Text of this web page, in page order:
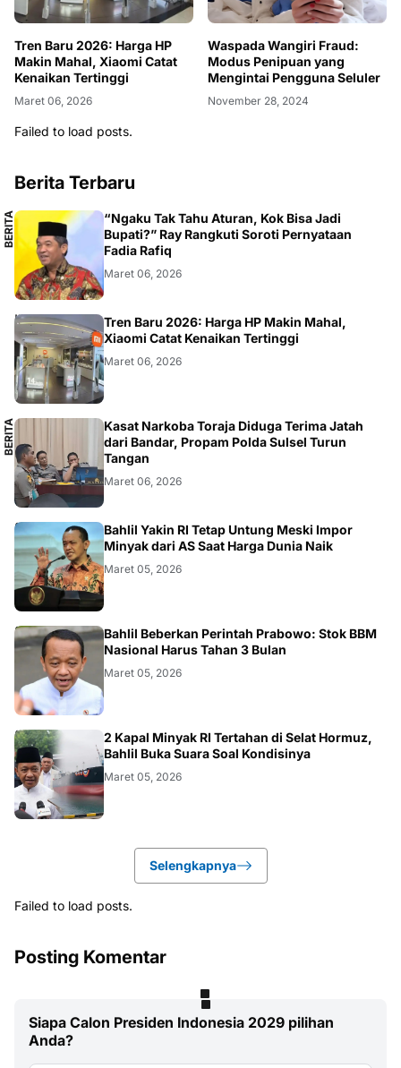
Tren Baru 2026: Harga HP
Makin Mahal, Xiaomi Catat
Kenaikan Tertinggi
Maret 06, 2026
Waspada Wangiri Fraud:
Modus Penipuan yang
Mengintai Pengguna Seluler
November 28, 2024
Failed to load posts.
Berita Terbaru
B
E
R
I
T
A
L
O
K
AL
“Ngaku Tak Tahu Aturan, Kok Bisa Jadi
Bupati?” Ray Rangkuti Soroti Pernyataan
Fadia Rafiq
Maret 06, 2026
SMARTPHONE
Tren Baru 2026: Harga HP Makin Mahal,
Xiaomi Catat Kenaikan Tertinggi
Maret 06, 2026
B
E
R
I
T
A
L
O
K
AL
Kasat Narkoba Toraja Diduga Terima Jatah
dari Bandar, Propam Polda Sulsel Turun
Tangan
Maret 06, 2026
BISNIS
Bahlil Yakin RI Tetap Untung Meski Impor
Minyak dari AS Saat Harga Dunia Naik
Maret 05, 2026
BISNIS
Bahlil Beberkan Perintah Prabowo: Stok BBM
Nasional Harus Tahan 3 Bulan
Maret 05, 2026
BISNIS
2 Kapal Minyak RI Tertahan di Selat Hormuz,
Bahlil Buka Suara Soal Kondisinya
Maret 05, 2026
Selengkapnya
Failed to load posts.
Posting Komentar
Siapa Calon Presiden Indonesia 2029 pilihan
Anda?